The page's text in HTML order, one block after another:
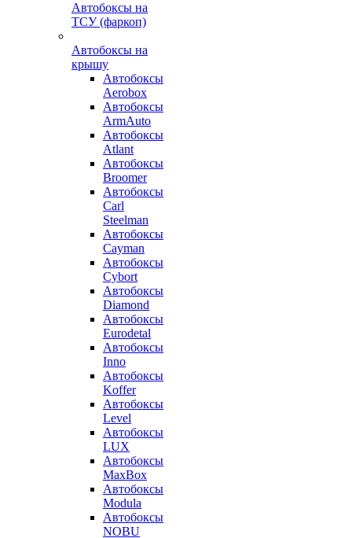
Автобоксы на
ТСУ (фаркоп)
Автобоксы на
крышу
Автобоксы
Aerobox
Автобоксы
ArmAuto
Автобоксы
Atlant
Автобоксы
Broomer
Автобоксы
Carl
Steelman
Автобоксы
Cayman
Автобоксы
Cybort
Автобоксы
Diamond
Автобоксы
Eurodetal
Автобоксы
Inno
Автобоксы
Koffer
Автобоксы
Level
Автобоксы
LUX
Автобоксы
MaxBox
Автобоксы
Modula
Автобоксы
NOBU